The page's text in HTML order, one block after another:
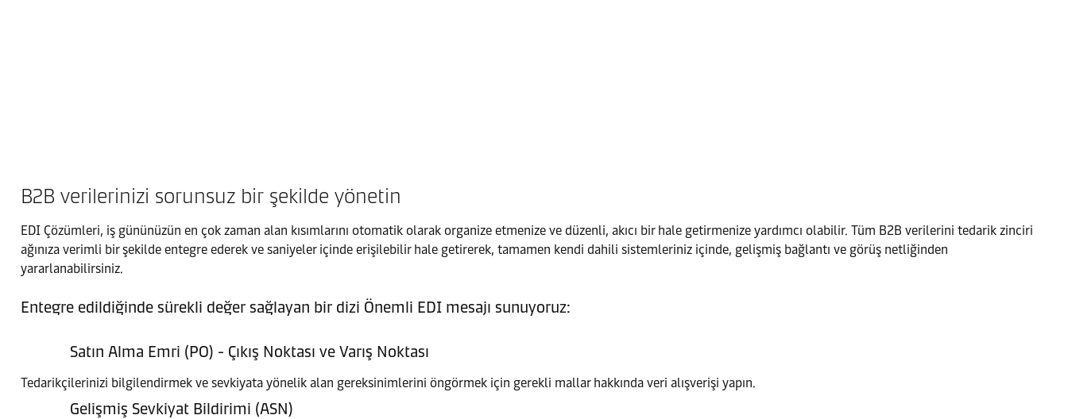
B2B verilerinizi sorunsuz bir şekilde yönetin
EDI Çözümleri, iş gününüzün en çok zaman alan kısımlarını otomatik olarak organize etmenize ve düzenli, akıcı bir hale getirmenize yardımcı olabilir. Tüm B2B verilerini tedarik zinciri
ağınıza verimli bir şekilde entegre ederek ve saniyeler içinde erişilebilir hale getirerek, tamamen kendi dahili sistemleriniz içinde, gelişmiş bağlantı ve görüş netliğinden
yararlanabilirsiniz.
Entegre edildiğinde sürekli değer sağlayan bir dizi Önemli EDI mesajı sunuyoruz:
Satın Alma Emri (PO) - Çıkış Noktası ve Varış Noktası
Tedarikçilerinizi bilgilendirmek ve sevkiyata yönelik alan gereksinimlerini öngörmek için gerekli mallar hakkında veri alışverişi yapın.
Gelişmiş Sevkiyat Bildirimi (ASN)